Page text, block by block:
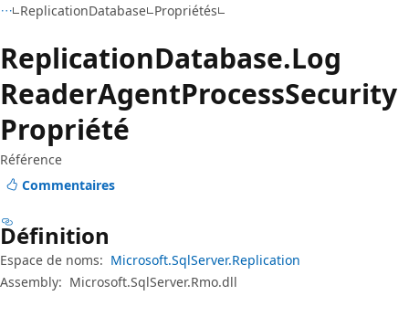
ReplicationDatabase Propriétés
ReplicationDatabase.Log
ReaderAgentProcessSecurity
Propriété
Référence
Commentaires
Définition
Espace de noms: Microsoft.SqlServer.Replication
Assembly: Microsoft.SqlServer.Rmo.dll